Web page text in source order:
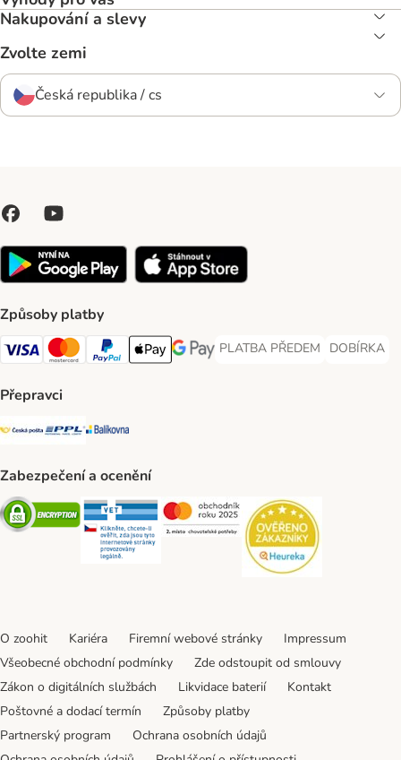
Nakupování a slevy
Zvolte zemi
Česká republika / cs
Způsoby platby
Visa Payment Method
Mastercard Payment Method
PayPal Payment Method
Apple pay Payment Method
GooglePay Payment Method
PLATBA PŘEDEM
PLATBA PŘEDEM Payment
DOBÍRKA
DOBÍRKA
Přepravci
Česká pošta Shipping Method
PPL Shipping Method
Balíkovna Shipping Method
Zabezpečení a ocenění
Security Security Security
O zoohit Kariéra Firemní webové stránky
Impressum
Všeobecné obchodní podmínky
Zde odstoupit od smlouvy
Zákon o digitálních službách
Likvidace baterií
Kontakt
Poštovné a dodací termín
Způsoby platby
Partnerský program
Ochrana osobních údajů